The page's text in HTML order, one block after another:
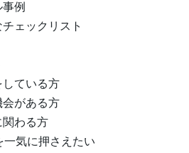
例
ェックリスト
している方
会がある方
関わる方
一気に押さえたい